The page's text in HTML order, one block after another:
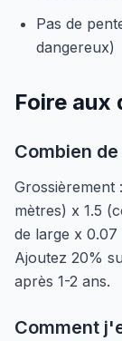
Pas de
dangereux)
Foire aux
Combien
mètres) x 1.5
de large x 0.07
Ajoutez 20%
après 1-2 ans.
Comment